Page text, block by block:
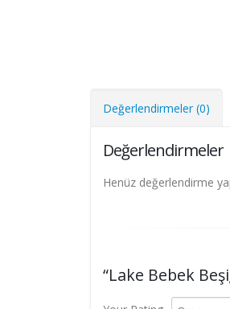
Değerlendirmeler (0)
Değerlendirmeler
Henüz değerlendirme
“Lake Bebek